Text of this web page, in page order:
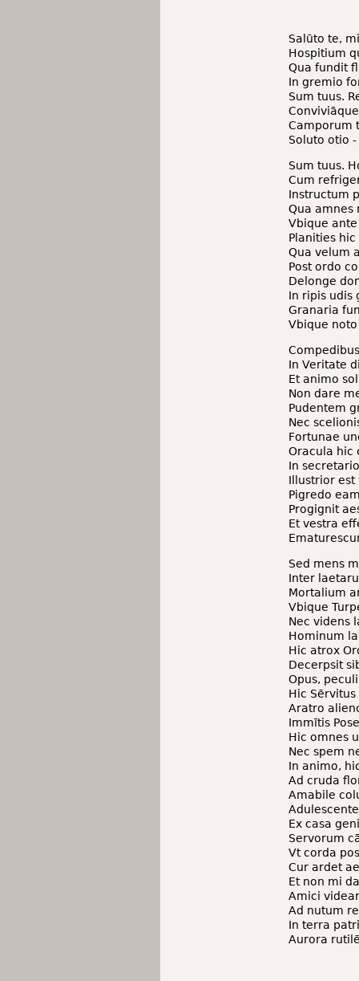
Salūto te,
Hospitium
Qua fundit
In gremio
Sum tuus.
Camporum
Soluto otio
Sum tuus.
Cum
Instructum
Qua amnes
Vbique
Planities
Qua velum
Post ordo
Delonge
In ripis udis
Granaria
Vbique
In Veritate
Et animo
Non dare
Pudentem
Nec
Fortunae
Oracula hic
In
Illustrior est
Pigredo
Progignit
Et vestra
Sed mens
Inter
Mortalium
Vbique
Nec videns
Hominum
Hic atrox
Decerpsit
Opus,
Hic
Aratro
Immītis
Hic omnes
Nec spem
In animo,
Ad cruda
Amabile
Ex casa
Servorum
Vt corda
Cur ardet
Et non mi
Amici
Ad nutum
In terra
Aurora